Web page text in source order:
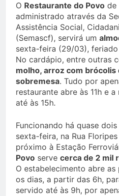
O Restaurante do Povo de
administrado através da
Assistência Social,
(Semascf), servirá um
sexta-feira (29/03),
No cardápio, entre outras
molho, arroz com brócolis
sobremesa. Tudo por
restaurante abre às 11h e
até às 15h.
Funcionando há quase
sexta-feira, na Rua
próximo à Estação
Povo serve cerca de 2 mil
O estabelecimento abre
os dias, a partir das 6h,
servido até às 9h, por